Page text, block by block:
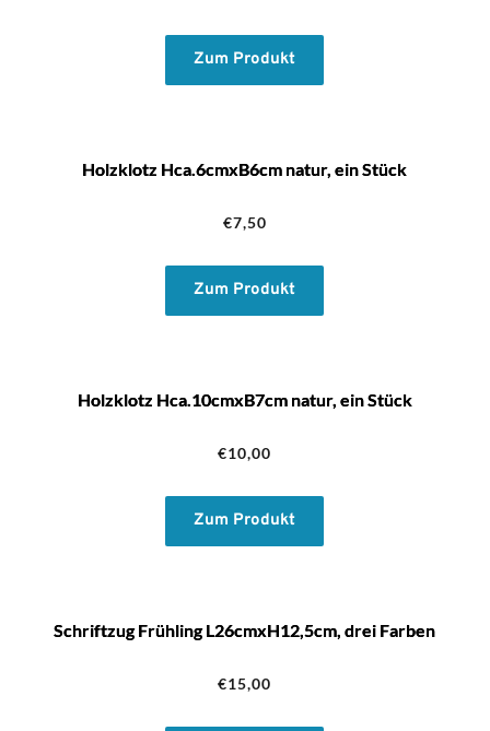
Zum Produkt
Holzklotz Hca.6cmxB6cm natur, ein Stück
€7,50
Zum Produkt
Holzklotz Hca.10cmxB7cm natur, ein Stück
€10,00
Zum Produkt
Schriftzug Frühling L26cmxH12,5cm, drei Farben
€15,00